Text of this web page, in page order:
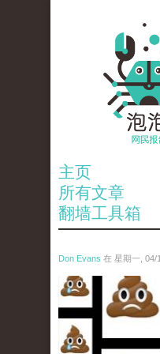
主页
所有文章
翻墙工具箱
Don Evans 在 星期一, 04/